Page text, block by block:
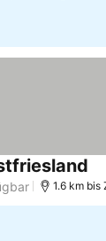
1.6 km bis